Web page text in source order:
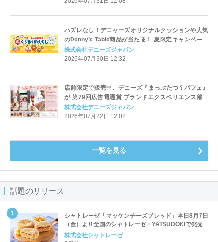
ハズレなし！デニャーズオリジナルクッションや人気
のDenny’s Table商品が当たる！ 夏限定キャンペーン
“ぐぅるぅめぇくじ” 2026年8月6日(木)から8月23日
(日)まで開催
株式会社デニーズジャパン
2026年07月30日 12:32
店舗限定で販売中、デニーズ『まっぷたつ？パフェ』
が 第79回広告電通賞 ブランドエクスペリエンス部門
最高賞を受賞
株式会社デニーズジャパン
2026年07月22日 12:02
一覧を見る
話題のリリース
シャトレーゼ「マッケンチーズブレッド」本日8月7日
（金）より全国のシャトレーゼ・YATSUDOKIで発売
株式会社シャトレーゼ